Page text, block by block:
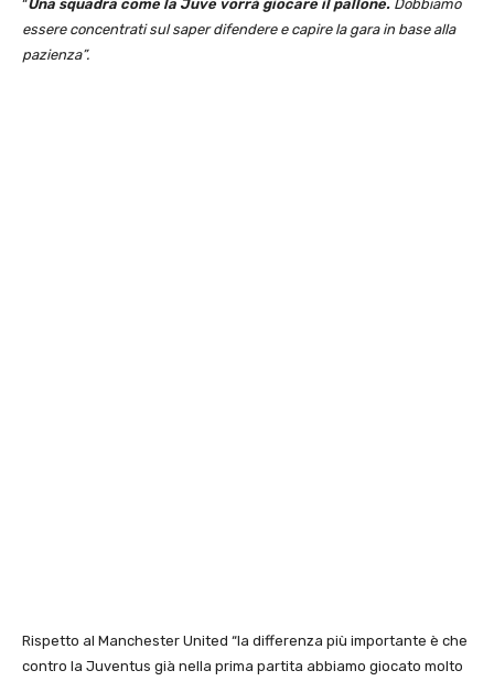
“Una squadra come la Juve vorrà giocare il pallone. Dobbiamo
essere concentrati sul saper difendere e capire la gara in base alla
pazienza”.
Rispetto al Manchester United “la differenza più importante è che
contro la Juventus già nella prima partita abbiamo giocato molto